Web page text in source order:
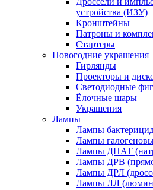
устройства (ИЗУ)
Кронштейны
Патроны и
Стартеры
Новогодние украшения
Гирлянды
Проекторы и
Светодиодные
Ёлочные шары
Украшения
Лампы
Лампы
Лампы
Лампы ДНАТ
Лампы ДРВ
Лампы ДРЛ
Лампы ЛЛ